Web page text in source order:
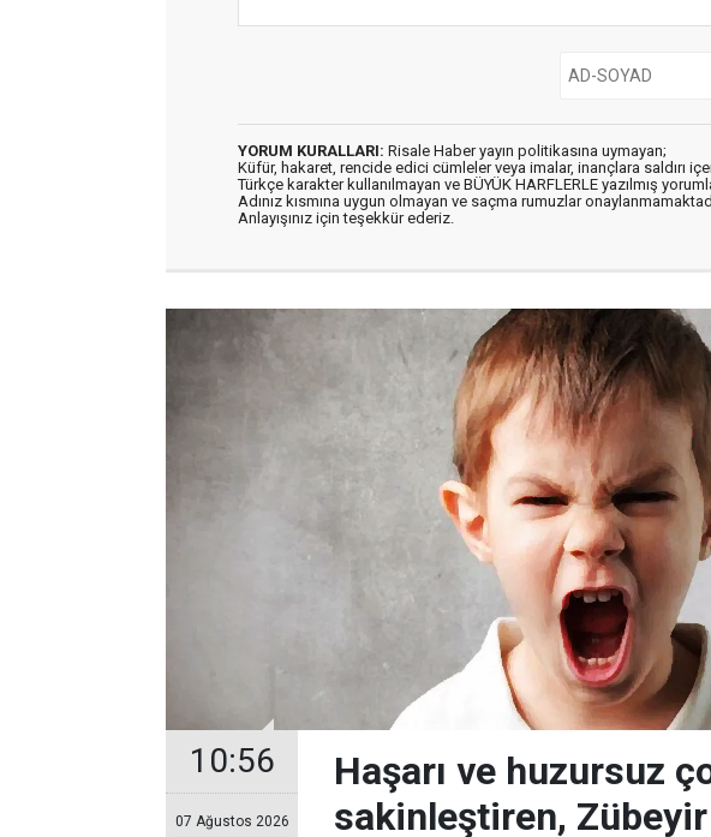
YORUM KURALLARI: Risale Haber yayın politikasına uymayan;
Küfür, hakaret, rencide edici cümleler veya imalar, inançlara saldırı
Türkçe karakter kullanılmayan ve BÜYÜK HARFLERLE yazılmış
Adınız kısmına uygun olmayan ve saçma rumuzlar
Anlayışınız için teşekkür ederiz.
10:56
07 Ağustos 2026
Haşarı ve huzursuz
sakinleştiren,